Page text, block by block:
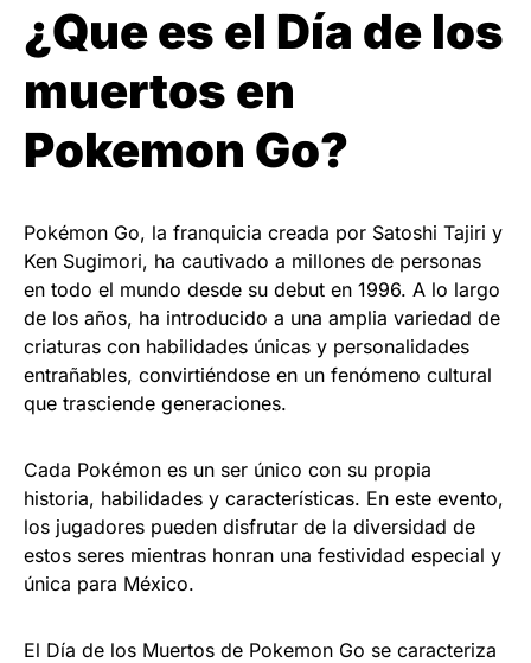
¿Que es el Día de los
muertos en
Pokemon Go?
Pokémon Go, la franquicia creada por Satoshi Tajiri y
Ken Sugimori, ha cautivado a millones de personas
en todo el mundo desde su debut en 1996. A lo largo
de los años, ha introducido a una amplia variedad de
criaturas con habilidades únicas y personalidades
entrañables, convirtiéndose en un fenómeno cultural
que trasciende generaciones.
Cada Pokémon es un ser único con su propia
historia, habilidades y características. En este evento,
los jugadores pueden disfrutar de la diversidad de
estos seres mientras honran una festividad especial y
única para México.
El Día de los Muertos de Pokemon Go se caracteriza